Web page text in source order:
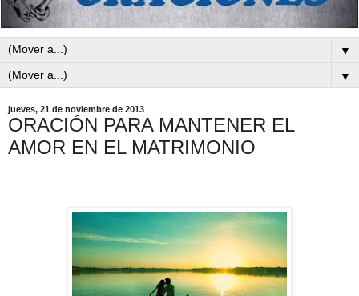
▼
▼
jueves, 21 de noviembre de 2013
ORACIÓN PARA MANTENER EL
AMOR EN EL MATRIMONIO